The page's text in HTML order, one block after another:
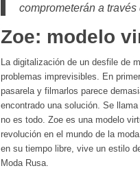
comprometerán a través
Zoe: modelo
La digitalización de un desfile de
problemas imprevisibles. En
pasarela y filmarlos parece
encontrado una solución. Se
no es todo. Zoe es una modelo
revolución en el mundo de la
en su tiempo libre, vive un estilo
Moda Rusa.